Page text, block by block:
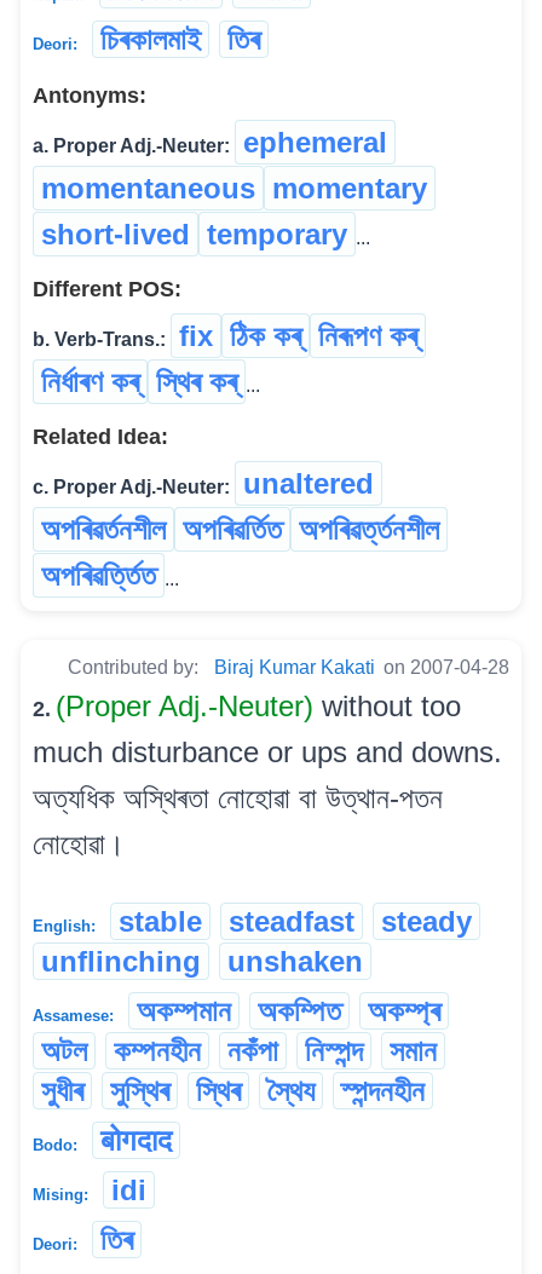
Deori: চিৰকালমাই তিৰ
Antonyms:
a. Proper Adj.-Neuter:
ephemeral
momentaneous momentary
short-lived temporary ...
Different POS:
b. Verb-Trans.: fix ঠিক কৰ্ নিৰূপণ কৰ্
নিৰ্ধাৰণ কৰ্ স্থিৰ কৰ্ ...
Related Idea:
c. Proper Adj.-Neuter:
unaltered
অপৰিৱৰ্তনশীল অপৰিৱৰ্তিত অপৰিৱৰ্ত্তনশীল
অপৰিৱৰ্ত্তিত ...
Contributed by: Biraj Kumar Kakati on 2007-04-28
2. (Proper Adj.-Neuter) without too
much disturbance or ups and downs.
অত্যধিক অস্থিৰতা নোহোৱা বা উত্থান-পতন
নোহোৱা।
English: stable steadfast
steady
unflinching
unshaken
Assamese: অকম্পমান অকম্পিত
অকম্প্ৰ
অটল
কম্পনহীন নকঁপা নিস্পন্দ
সমান
সুধীৰ
সুস্থিৰ স্থিৰ স্থৈয স্পন্দনহীন
Bodo: बोगदाद
Mising: idi
Deori: তিৰ